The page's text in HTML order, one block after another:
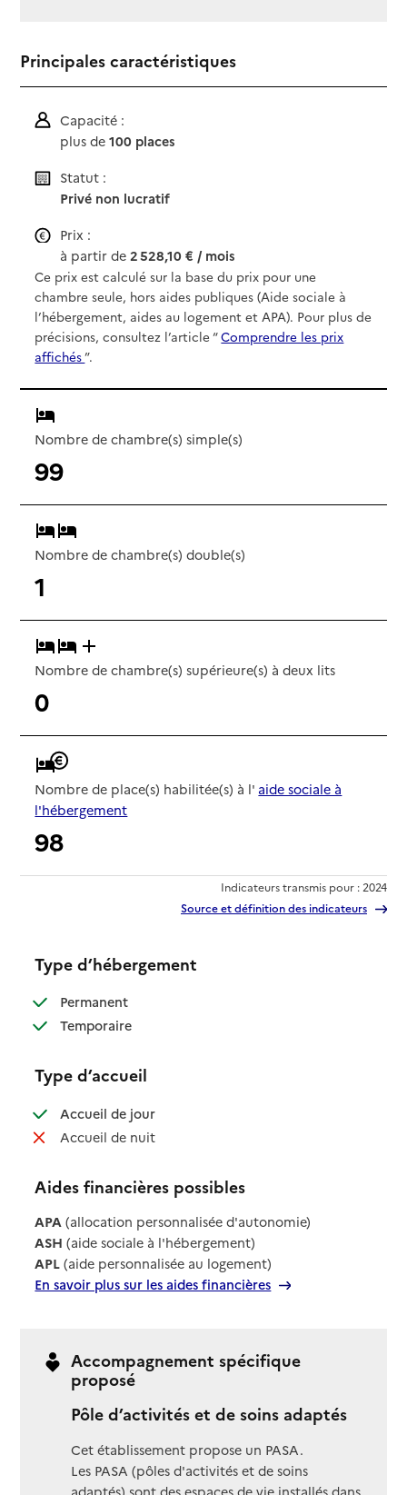
Principales caractéristiques
Capacité :
plus de100 places
Statut :
Privé non lucratif
Prix :
à partir de2 528,10 € / mois
Ce prix est calculé sur la base du prix pour une
chambre seule, hors aides publiques (Aide sociale à
l’hébergement, aides au logement et APA). Pour plus de
précisions, consultez l’article “Comprendre les prix
affichés”.
Nombre de chambre(s) simple(s)
99
Nombre de chambre(s) double(s)
1
Nombre de chambre(s) supérieure(s) à deux lits
0
Nombre de place(s) habilitée(s) à l' aide sociale à
l'hébergement
98
Indicateurs transmis pour : 2024
Source et définition des indicateurs
Type d’hébergement
Permanent: disponible
Temporaire: disponible
Type d’accueil
Accueil de jour: disponible
Accueil de nuit: non disponible
Aides financières possibles
APA (allocation personnalisée d'autonomie)
ASH (aide sociale à l'hébergement)
APL (aide personnalisée au logement)
En savoir plus sur les aides financières
Accompagnement spécifique
proposé
Pôle d’activités et de soins adaptés
Cet établissement propose un PASA.
Les PASA (pôles d'activités et de soins